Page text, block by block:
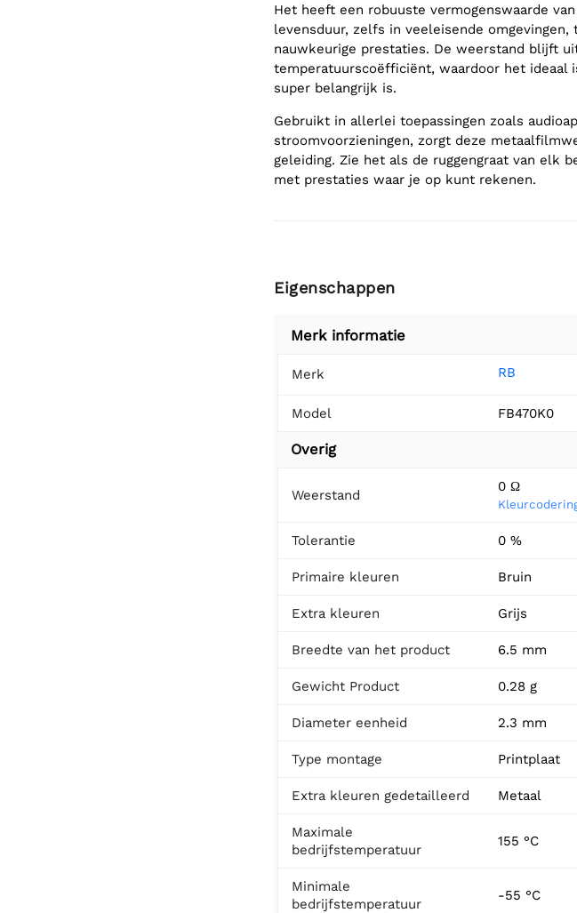
Het heeft een robuuste vermogenswaarde
levensduur, zelfs in veeleisende
nauwkeurige prestaties. De weerstand blijft
temperatuurscoëfficiënt, waardoor het ideaal
super belangrijk is.
Gebruikt in allerlei toepassingen zoals
stroomvoorzieningen, zorgt deze
geleiding. Zie het als de ruggengraat van elk
met prestaties waar je op kunt rekenen.
Eigenschappen
Merk informatie
Merk RB
Model FB470K0
Overig
Weerstand
0 Ω
Tolerantie 0 %
Primaire kleuren Bruin
Extra kleuren Grijs
Breedte van het product 6.5 mm
Gewicht Product 0.28 g
Diameter eenheid 2.3 mm
Type montage Printplaat
Extra kleuren gedetailleerd Metaal
Maximale
bedrijfstemperatuur
155 °C
Minimale
bedrijfstemperatuur
-55 °C